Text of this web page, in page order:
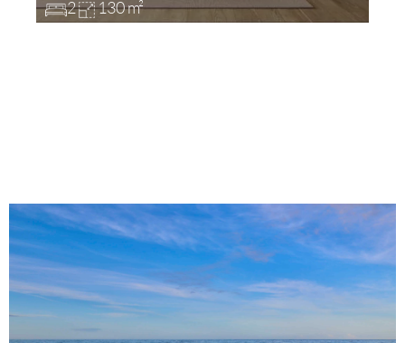
2 130 m²